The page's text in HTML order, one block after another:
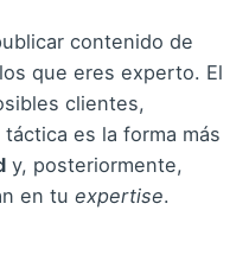
contenido de
que eres experto. El
clientes,
es la forma más
y, posteriormente,
en tu expertise.